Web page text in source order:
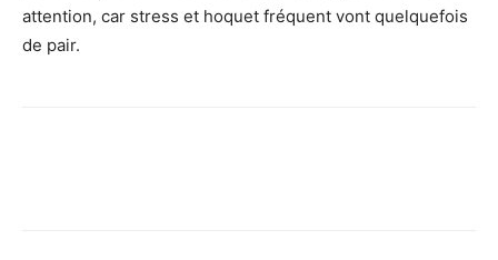
attention, car stress et hoquet fréquent vont quelquefois
de pair.